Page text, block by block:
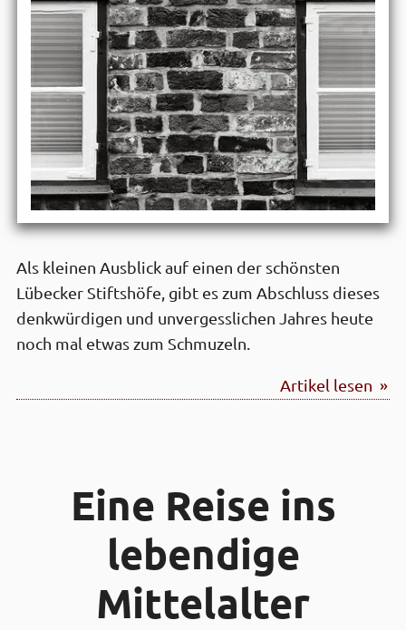
Als kleinen Ausblick auf einen der schönsten
Lübecker Stiftshöfe, gibt es zum Abschluss dieses
denkwürdigen und unvergesslichen Jahres heute
noch mal etwas zum Schmuzeln.
Artikel lesen »
Eine Reise ins
lebendige
Mittel­alter